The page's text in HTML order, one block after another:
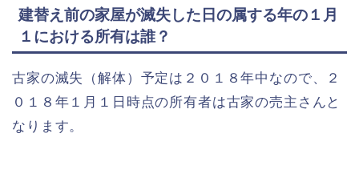
建替え前の家屋が滅失した日の属する年の１月
１における所有は誰？
古家の滅失（解体）予定は２０１８年中なので、２
０１８年１月１日時点の所有者は古家の売主さんと
なります。